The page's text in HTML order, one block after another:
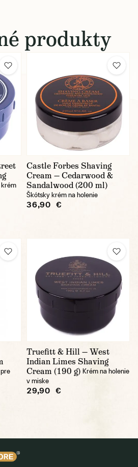
produkty
krém
Castle Forbes Shaving
Cream — Cedarwood &
Sandalwood (200 ml)
Škótsky krém na holenie
36,90 €
Truefitt & Hill — West
Indian Limes Shaving
Cream (190 g) Krém na holenie
v miske
29,90 €